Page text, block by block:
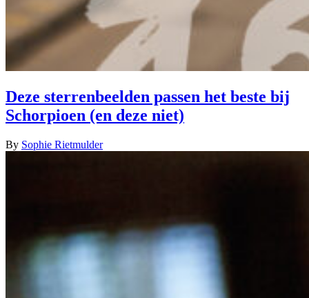
Deze sterrenbeelden passen het beste bij
Schorpioen (en deze niet)
By Sophie Rietmulder